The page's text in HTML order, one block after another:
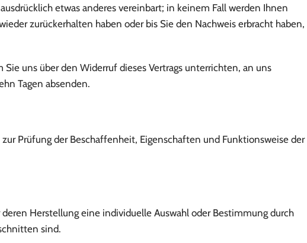
etwas anderes vereinbart; in keinem Fall werden Ihnen
zurückerhalten haben oder bis Sie den Nachweis erbracht haben,
uns über den Widerruf dieses Vertrags unterrichten, an uns
Tagen absenden.
Prüfung der Beschaffenheit, Eigenschaften und Funktionsweise der
Herstellung eine individuelle Auswahl oder Bestimmung durch
sind.